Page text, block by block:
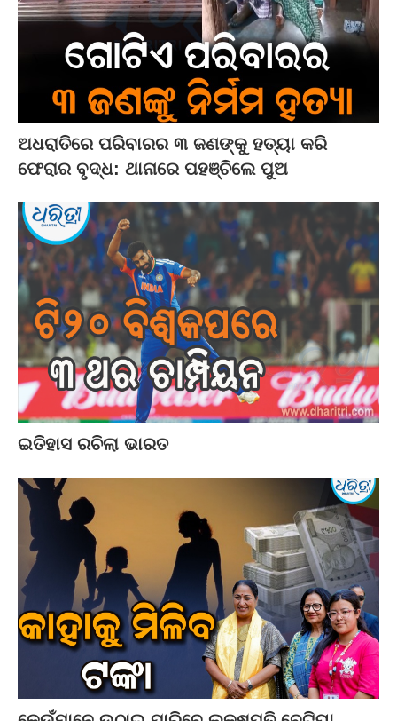
ଅଧରାତିରେ ପରିବାରର ୩ ଜଣଙ୍କୁ ହତ୍ୟା କରି
ଫେରାର ବୃଦ୍ଧ: ଥାନାରେ ପହଞ୍ଚିଲେ ପୁଅ
ଇତିହାସ ରଚିଲା ଭାରତ